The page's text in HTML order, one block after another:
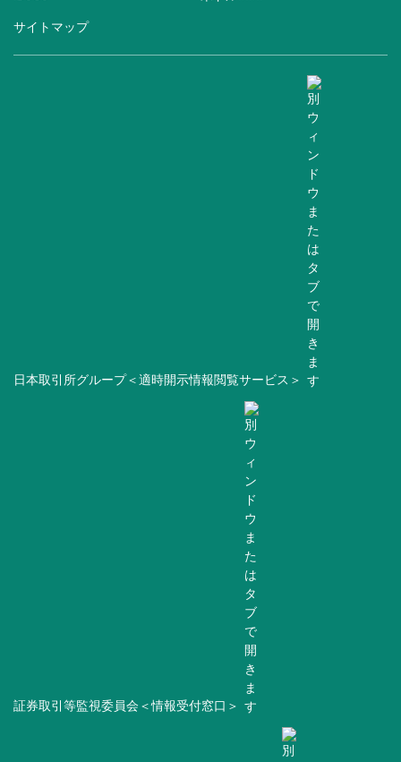
サイトマップ
日本取引所グループ＜適時開示情報閲覧サービス＞
証券取引等監視委員会＜情報受付窓口＞